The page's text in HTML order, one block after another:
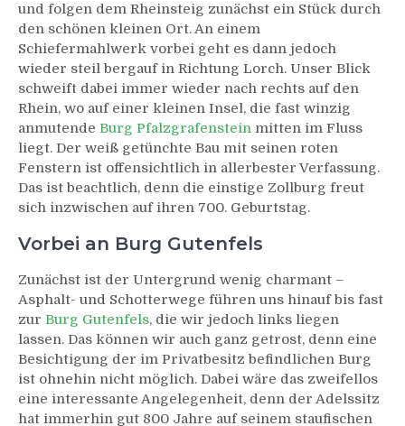
und folgen dem Rheinsteig zunächst ein Stück durch
den schönen kleinen Ort. An einem
Schiefermahlwerk vorbei geht es dann jedoch
wieder steil bergauf in Richtung Lorch. Unser Blick
schweift dabei immer wieder nach rechts auf den
Rhein, wo auf einer kleinen Insel, die fast winzig
anmutende Burg Pfalzgrafenstein mitten im Fluss
liegt. Der weiß getünchte Bau mit seinen roten
Fenstern ist offensichtlich in allerbester Verfassung.
Das ist beachtlich, denn die einstige Zollburg freut
sich inzwischen auf ihren 700. Geburtstag.
Vorbei an Burg Gutenfels
Zunächst ist der Untergrund wenig charmant –
Asphalt- und Schotterwege führen uns hinauf bis fast
zur Burg Gutenfels, die wir jedoch links liegen
lassen. Das können wir auch ganz getrost, denn eine
Besichtigung der im Privatbesitz befindlichen Burg
ist ohnehin nicht möglich. Dabei wäre das zweifellos
eine interessante Angelegenheit, denn der Adelssitz
hat immerhin gut 800 Jahre auf seinem staufischen